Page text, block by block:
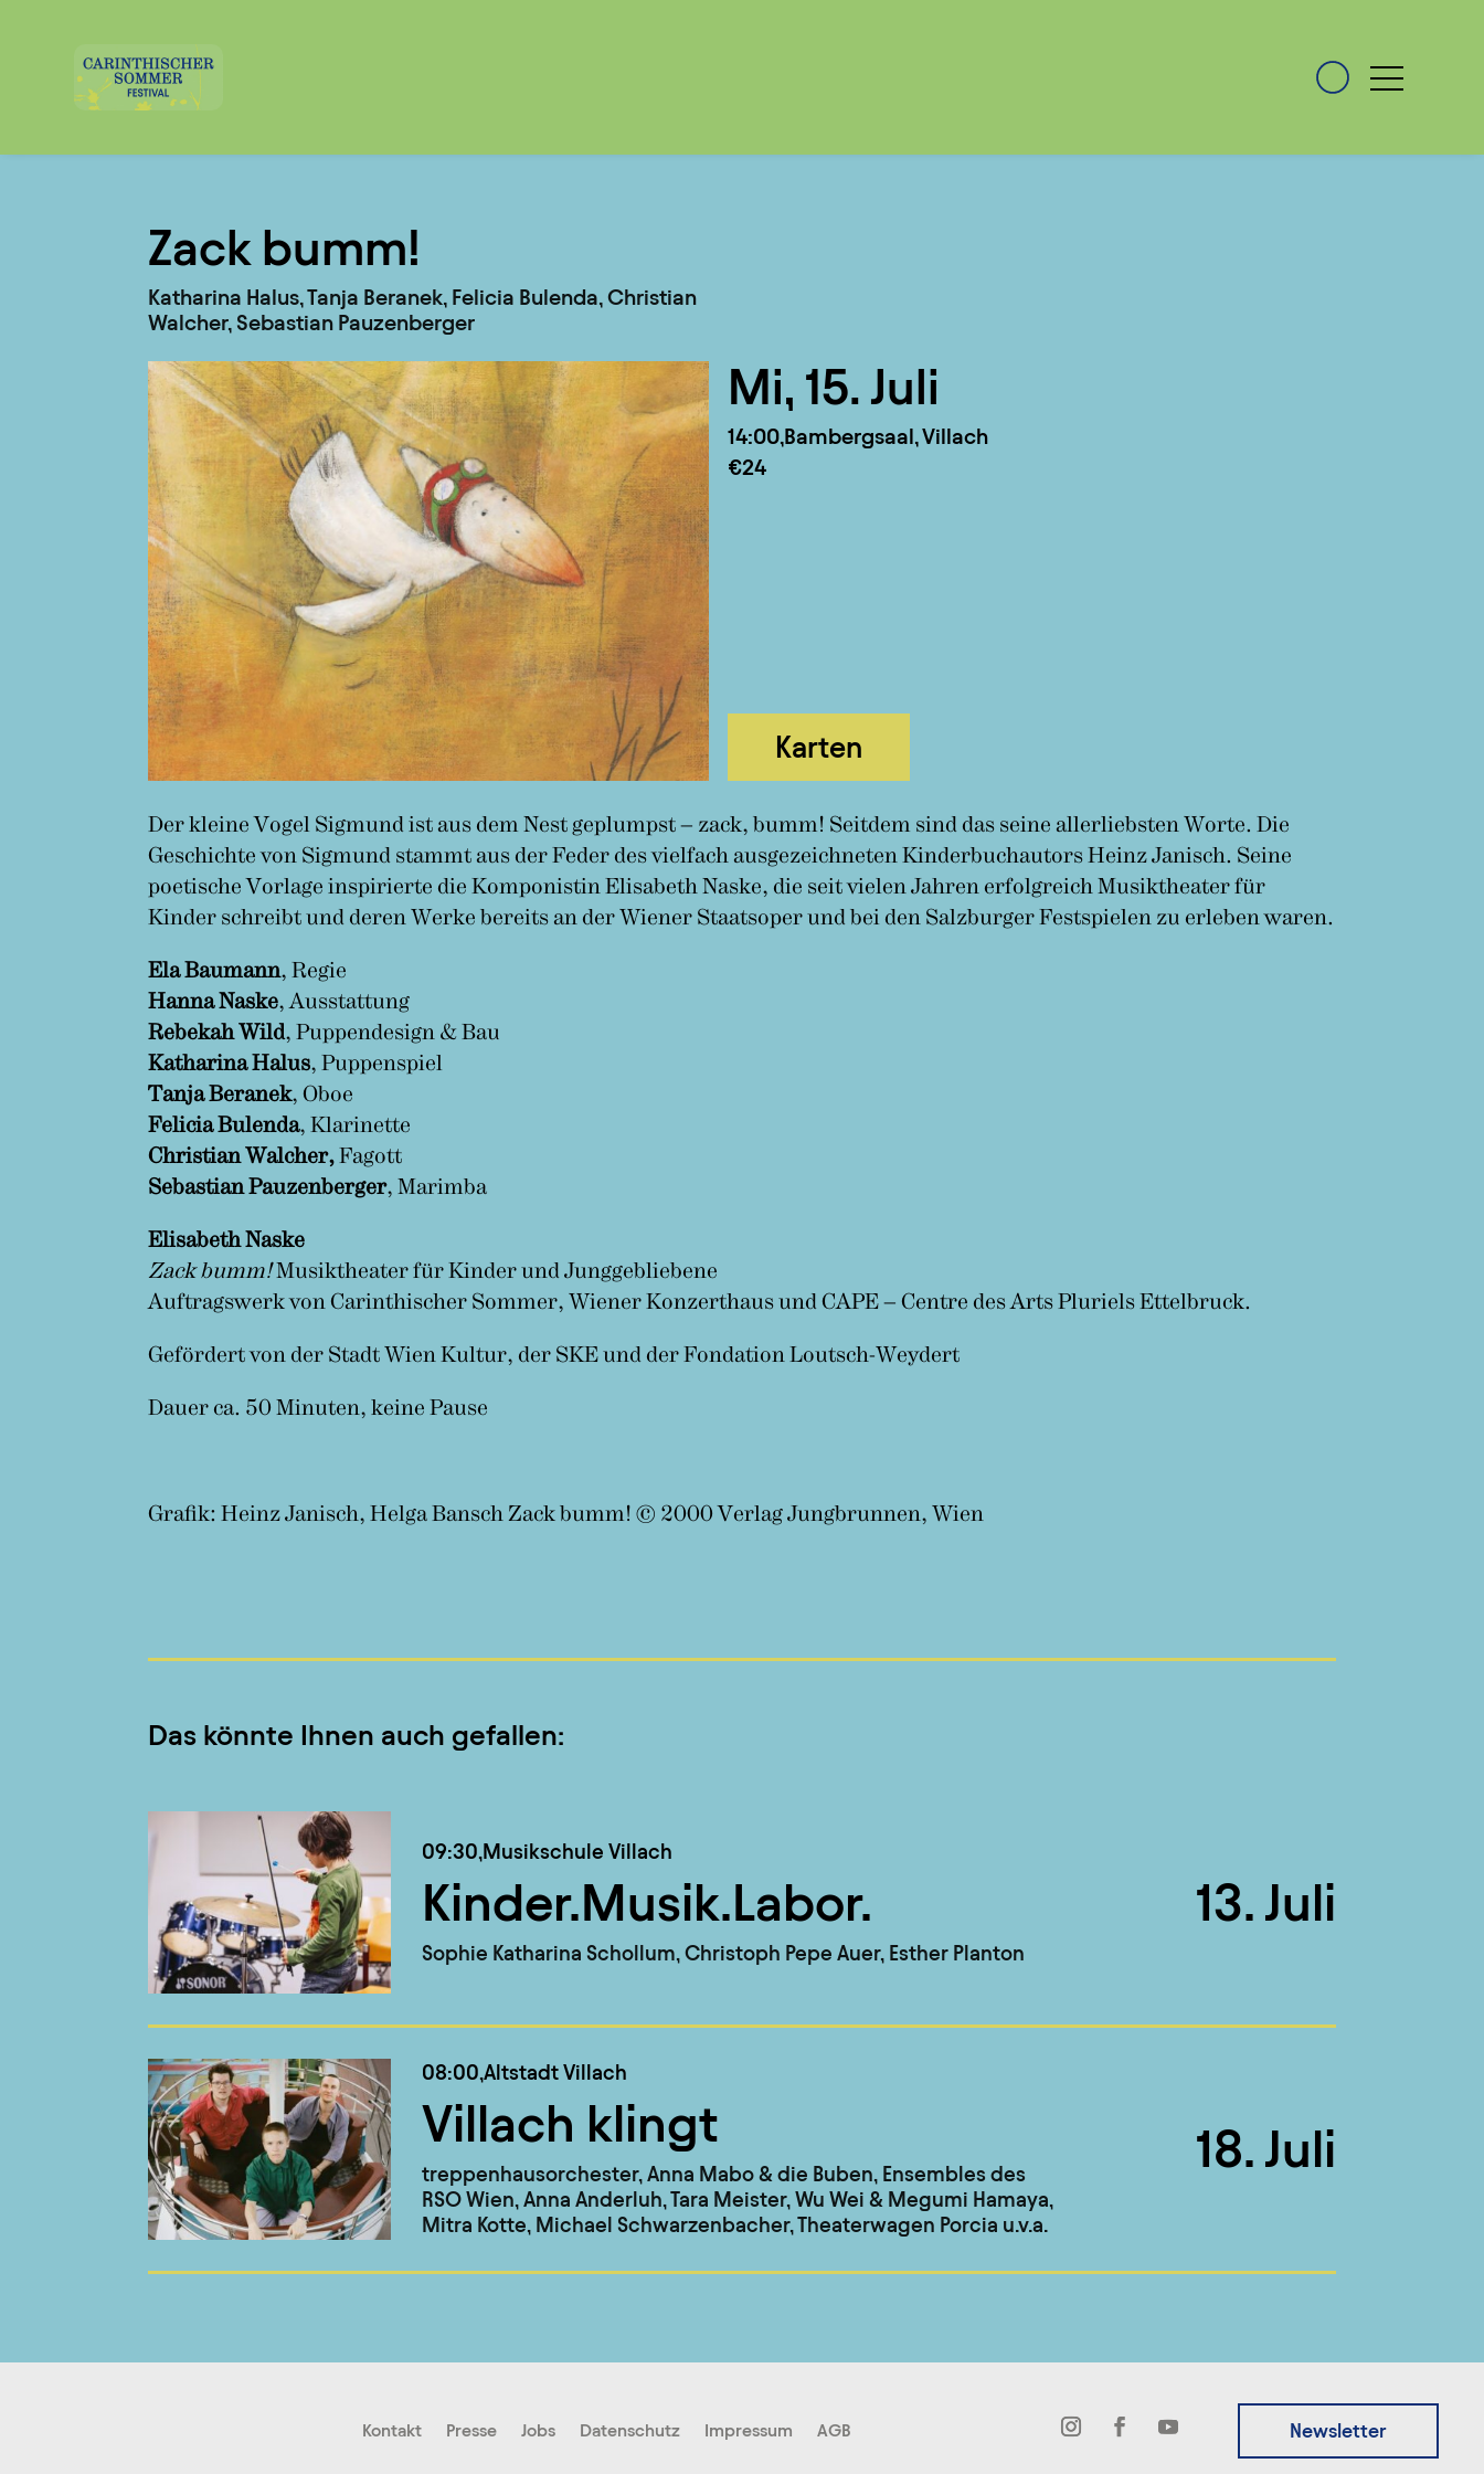
Zack bumm!
Katharina Halus, Tanja Beranek, Felicia Bulenda, Christian
Walcher, Sebastian Pauzenberger
Mi, 15. Juli
14:00Bambergsaal, Villach
€24
Karten
Der kleine Vogel Sigmund ist aus dem Nest geplumpst – zack, bumm! Seitdem sind das seine allerliebsten Worte. Die
Geschichte von Sigmund stammt aus der Feder des vielfach ausgezeichneten Kinderbuchautors Heinz Janisch. Seine
poetische Vorlage inspirierte die Komponistin Elisabeth Naske, die seit vielen Jahren erfolgreich Musiktheater für
Kinder schreibt und deren Werke bereits an der Wiener Staatsoper und bei den Salzburger Festspielen zu erleben waren.
Ela Baumann, Regie
Hanna Naske, Ausstattung
Rebekah Wild, Puppendesign & Bau
Katharina Halus, Puppenspiel
Tanja Beranek, Oboe
Felicia Bulenda, Klarinette
Christian Walcher, Fagott
Sebastian Pauzenberger, Marimba
Elisabeth Naske
Zack bumm! Musiktheater für Kinder und Junggebliebene
Auftragswerk von Carinthischer Sommer, Wiener Konzerthaus und CAPE – Centre des Arts Pluriels Ettelbruck.
Gefördert von der Stadt Wien Kultur, der SKE und der Fondation Loutsch-Weydert
Dauer ca. 50 Minuten, keine Pause
Grafik: Heinz Janisch, Helga Bansch Zack bumm! © 2000 Verlag Jungbrunnen, Wien
Das könnte Ihnen auch gefallen:
09:30,Musikschule Villach
Kinder.Musik.Labor.
Sophie Katharina Schollum, Christoph Pepe Auer, Esther Planton
13. Juli
08:00,Altstadt Villach
Villach klingt
treppenhausorchester, Anna Mabo & die Buben, Ensembles des
RSO Wien, Anna Anderluh, Tara Meister, Wu Wei & Megumi Hamaya,
Mitra Kotte, Michael Schwarzenbacher, Theaterwagen Porcia u.v.a.
18. Juli
Kontakt Presse Jobs Datenschutz Impressum AGB Newsletter